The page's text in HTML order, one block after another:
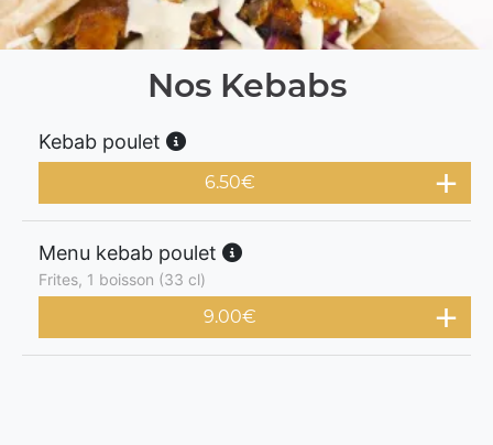
Nos Kebabs
Kebab poulet
6.50€
Menu kebab poulet
Frites, 1 boisson (33 cl)
9.00€